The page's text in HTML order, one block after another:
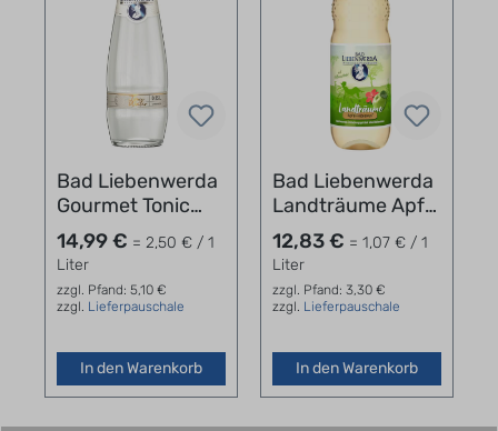
Bad Liebenwerda
Gourmet Tonic
Water Kasten
24x0,25l
14,99 € = 2,50 € / 1
Liter
zzgl. Pfand: 5,10 €
zzgl. Lieferpauschale
In den Warenkorb
Bad Liebenwerda
Landträume Apfel
- Malve -
Hibiskusblüte 12 x
1,0 l
12,83 € = 1,07 € / 1
Liter
zzgl. Pfand: 3,30 €
zzgl. Lieferpauschale
In den Warenkorb